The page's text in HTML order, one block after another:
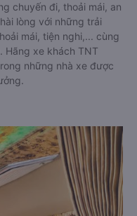
chuyến đi, thoải mái, an
lòng với những trải
mái, tiện nghi,... cùng
Hãng xe khách TNT
những nhà xe được